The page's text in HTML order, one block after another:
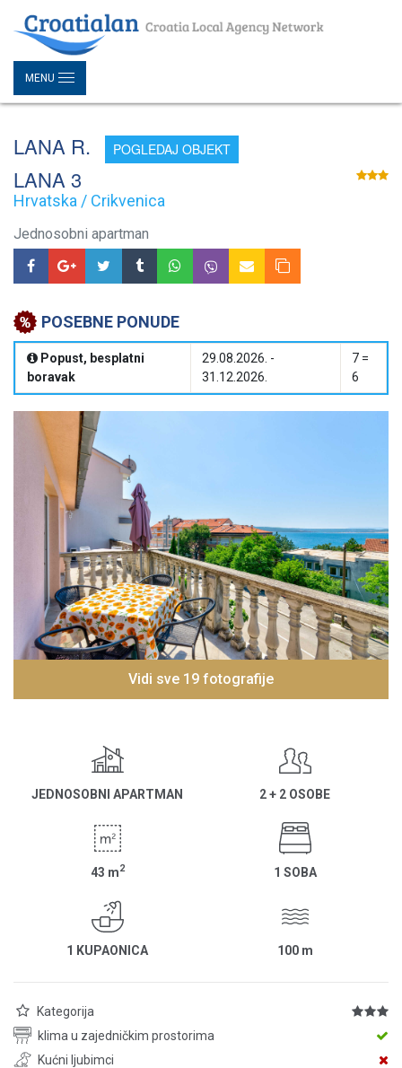
MENU
LANA R. POGLEDAJ OBJEKT
LANA 3
Hrvatska / Crikvenica
Jednosobni apartman
POSEBNE PONUDE
Popust, besplatni
boravak
29.08.2026. -
31.12.2026.
7 =
6
Vidi sve 19 fotografije
JEDNOSOBNI APARTMAN 2 + 2 OSOBE
43 m2 1 SOBA
1 KUPAONICA 100 m
Kategorija
klima u zajedničkim prostorima
Kućni ljubimci